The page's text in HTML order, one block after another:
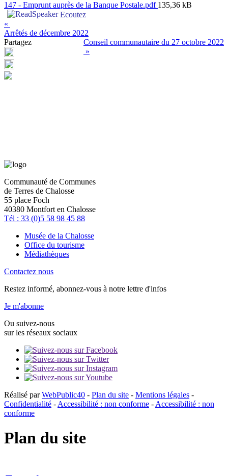
147 - Emprunt auprès de la Banque Postale.pdf 135,36 kB
Ecoutez
«
Arrêtés de décembre 2022
Conseil communautaire du 27 octobre 2022
»
Partagez
Communauté de Communes
de Terres de Chalosse
55 place Foch
40380 Montfort en Chalosse
Tél : 33 (0)5 58 98 45 88
Musée de la Chalosse
Office du tourisme
Médiathèques
Contactez nous
Restez informé, abonnez-vous à notre lettre d'infos
Je m'abonne
Ou suivez-nous
sur les réseaux sociaux
Réalisé parWebPublic40 - Plan du site - Mentions légales -
Confidentialité - Accessibilité : non conforme - Accessibilité : non
conforme
Plan du site